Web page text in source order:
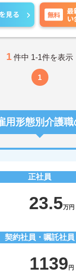
しての就業も可能です！
面接のポイントなど、さ
でお気軽にご相談くださ
見る 無料
最
い
1 件中 1-1件を表示
1
用形態別介護
正社員
23.5万円
契約社員・嘱託社員
1139 円